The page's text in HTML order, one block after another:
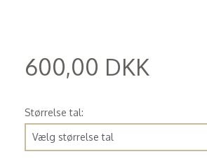
600,00 DKK
Størrelse tal: